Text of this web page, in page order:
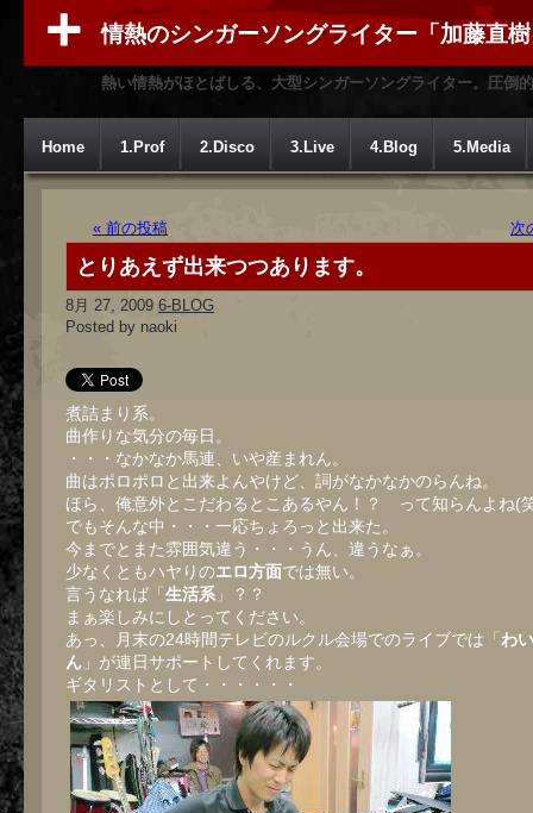
情熱のシンガーソングライター「加藤直
熱い情熱がほとばしる、大型シンガーソングライター。圧倒
Home 1.Prof 2.Disco 3.Live 4.Blog 5.Media
« 前の投稿 次
とりあえず出来つつあります。
8月 27, 2009 6-BLOG
Posted by naoki
煮詰まり系。
曲作りな気分の毎日。
・・・なかなか馬連、いや産まれん。
曲はポロポロと出来よんやけど、詞がなかなかのらんね。
ほら、俺意外とこだわるとこあるやん！？ って知らんよね(
でもそんな中・・・一応ちょろっと出来た。
今までとまた雰囲気違う・・・うん、違うなぁ。
少なくともハヤりのエロ方面では無い。
言うなれば「 生活系 」？？
まぁ楽しみにしとってください。
あっ、月末の24時間テレビのルクル会場でのライブでは「 わ
ん 」が連日サポートしてくれます。
ギタリストとして・・・・・・